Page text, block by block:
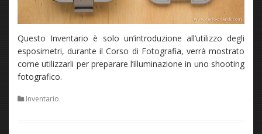
Questo Inventario è solo un’introduzione all’utilizzo degli
esposimetri, durante il Corso di Fotografia, verrà mostrato
come utilizzarli per preparare l’illuminazione in uno shooting
fotografico.
Inventario